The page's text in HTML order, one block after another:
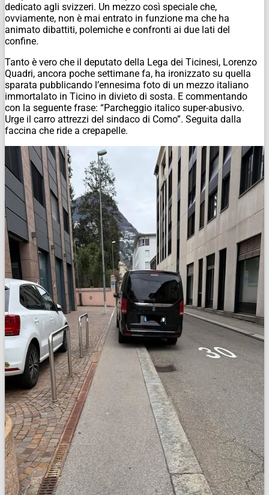
dedicato agli svizzeri. Un mezzo così speciale che,
ovviamente, non è mai entrato in funzione ma che ha
animato dibattiti, polemiche e confronti ai due lati del
confine.
Tanto è vero che il deputato della Lega dei Ticinesi, Lorenzo
Quadri, ancora poche settimane fa, ha ironizzato su quella
sparata pubblicando l’ennesima foto di un mezzo italiano
immortalato in Ticino in divieto di sosta. E commentando
con la seguente frase: “Parcheggio italico super-abusivo.
Urge il carro attrezzi del sindaco di Como”. Seguita dalla
faccina che ride a crepapelle.